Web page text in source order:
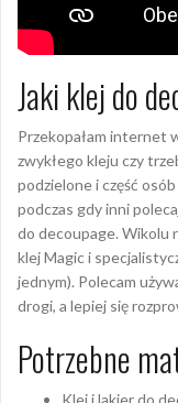
Jaki klej do
Przekopałam internet
zwykłego kleju czy
podzielone i część
podczas gdy inni
do decoupage. Wikolu
klej Magic i
jednym). Polecam
drogi, a lepiej się
Potrzebne